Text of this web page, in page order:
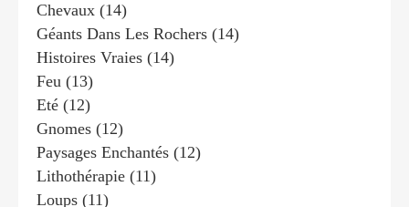
Chevaux (14)
Géants Dans Les Rochers (14)
Histoires Vraies (14)
Feu (13)
Eté (12)
Gnomes (12)
Paysages Enchantés (12)
Lithothérapie (11)
Loups (11)